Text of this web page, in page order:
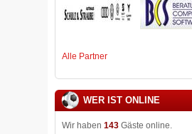
Alle Partner
WER IST ONLINE
Wir haben 143 Gäste online.